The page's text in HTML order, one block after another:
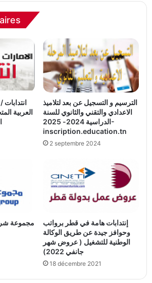
انتدابات
العربية
الترسيم و التسجيل عن بعد لتلاميذ
الاعدادي والتقني والثانوي للسنة
الدراسية 2024- 2025-
inscription.education.tn
2 septembre 2024
مجموعة
إنتدابات هامة في قطر برواتب
وحوافز جيدة عن طريق الوكالة
الوطنية للتشغيل ( عروض شهر
جانفي 2022)
18 décembre 2021